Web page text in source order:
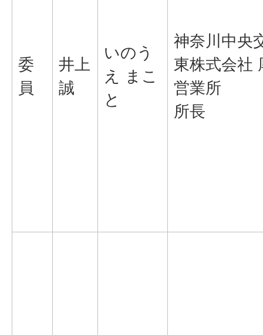
委
員
井上
誠
いのう
え まこ
と
神奈川中央
東株式会社
営業所
所長